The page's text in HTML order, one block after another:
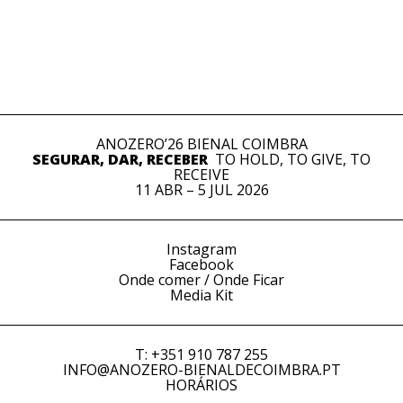
ANOZERO’26 BIENAL COIMBRA
SEGURAR, DAR, RECEBERTO HOLD, TO GIVE, TO
RECEIVE
11 ABR – 5 JUL 2026
Instagram
Facebook
Onde comer / Onde Ficar
Media Kit
T: +351 910 787 255
INFO@ANOZERO-BIENALDECOIMBRA.PT
HORÁRIOS